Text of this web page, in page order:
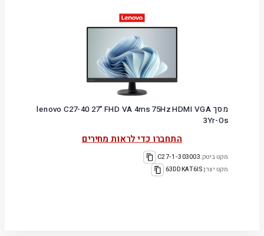
מסך lenovo C27-40 27" FHD VA 4ms 75Hz HDMI VGA
3Yr-Os
התחברו כדי לראות מחירים
מקט ביטק:303003-C27-1
מקט יצרן:63DDKAT6IS